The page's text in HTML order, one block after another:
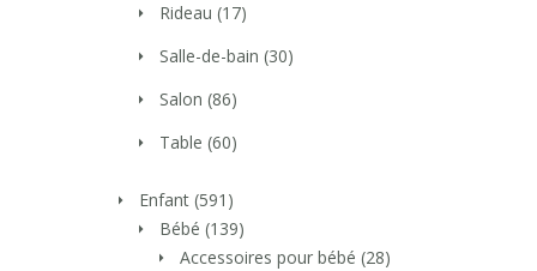
Rideau (17)
Salle-de-bain (30)
Salon (86)
Table (60)
Enfant (591)
Bébé (139)
Accessoires pour bébé (28)